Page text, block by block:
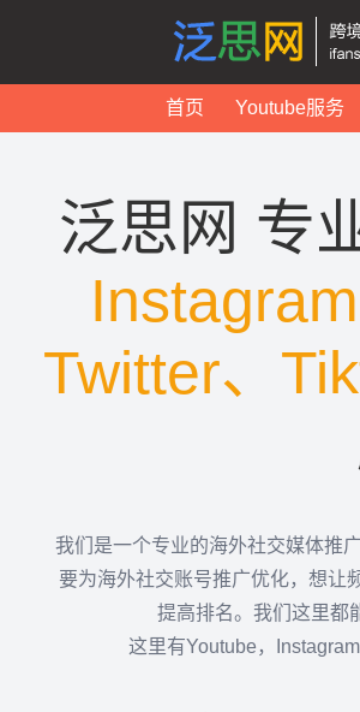
首页 Youtube服务
泛思网 专
Twitter、
我们是一个专业的海外社交媒体推
要为海外社交账号推广优化，想让
提高排名。我们这里都
这里有Youtube，